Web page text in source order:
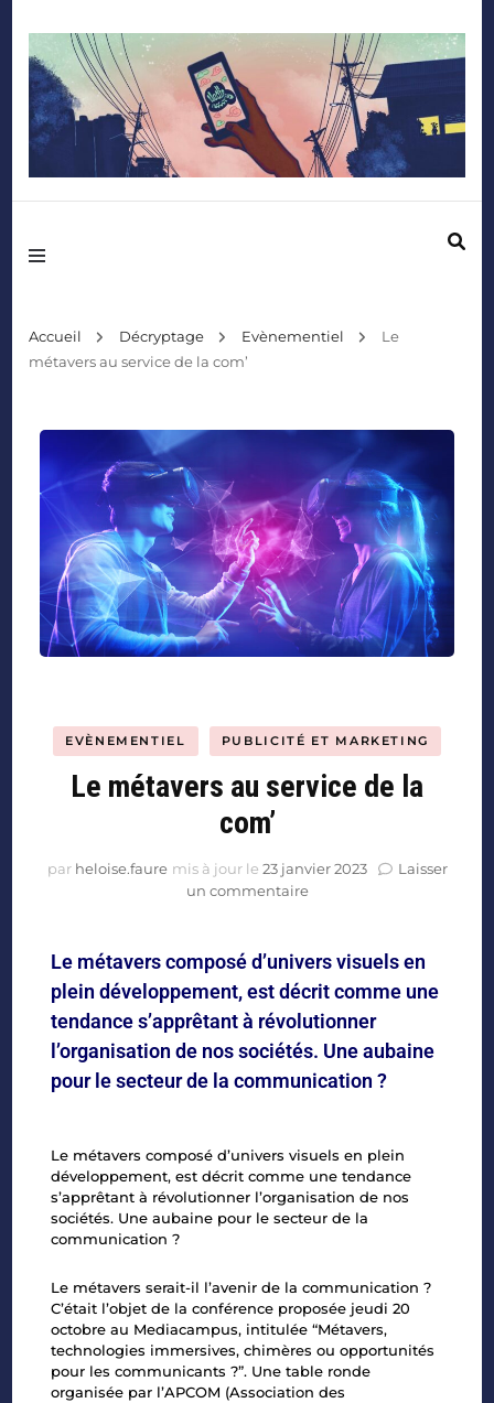
Accueil Décryptage Evènementiel
Le
métavers au service de la com’
EVÈNEMENTIEL PUBLICITÉ ET MARKETING
Le métavers au service de la
com’
par heloise.faure mis à jour le 23 janvier 2023
Laisser
un commentaire
Le métavers composé d’univers visuels en
plein développement, est décrit comme une
tendance s’apprêtant à révolutionner
l’organisation de nos sociétés. Une aubaine
pour le secteur de la communication ?
Le métavers composé d’univers visuels en plein
développement, est décrit comme une tendance
s’apprêtant à révolutionner l’organisation de nos
sociétés. Une aubaine pour le secteur de la
communication ?
Le métavers serait-il l’avenir de la communication ?
C’était l’objet de la conférence proposée jeudi 20
octobre au Mediacampus, intitulée “Métavers,
technologies immersives, chimères ou opportunités
pour les communicants ?”. Une table ronde
organisée par l’APCOM (Association des